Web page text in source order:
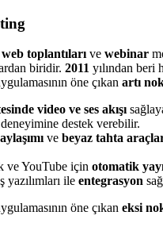
web toplantıları ve webinar
biridir. 2011 yılından beri
öne çıkan artı
video ve ses akışı
deneyimine destek verebilir.
ve beyaz tahta
ve YouTube için otomatik
yazılımları ile entegrasyon
öne çıkan eksi